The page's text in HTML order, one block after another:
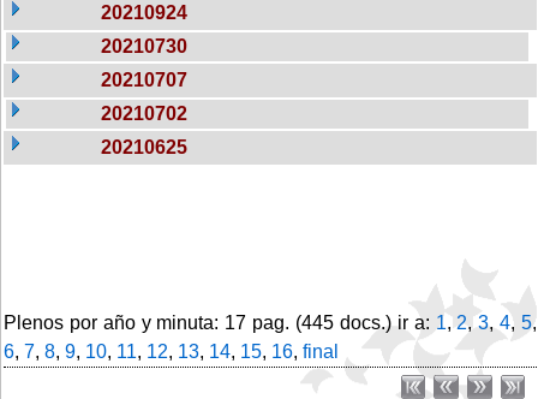
20210924
20210730
20210707
20210702
20210625
Plenos por año y minuta: 17 pag. (445 docs.) ir a: 1,2,3,4,5,
6, 7, 8, 9, 10, 11, 12, 13, 14, 15, 16, final